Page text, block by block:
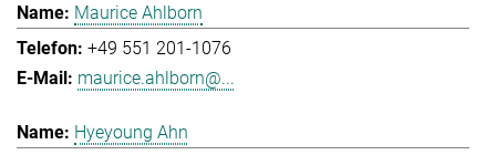
Maurice Ahlborn
+49 551 201-1076
maurice.ahlborn@...
Hyeyoung Ahn